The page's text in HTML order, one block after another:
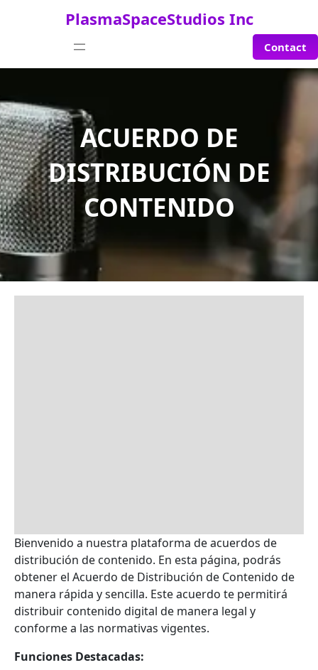
PlasmaSpaceStudios Inc
Contact
ACUERDO DE
DISTRIBUCIÓN DE
CONTENIDO
Bienvenido a nuestra plataforma de acuerdos de
distribución de contenido. En esta página, podrás
obtener el Acuerdo de Distribución de Contenido de
manera rápida y sencilla. Este acuerdo te permitirá
distribuir contenido digital de manera legal y
conforme a las normativas vigentes.
Funciones Destacadas: